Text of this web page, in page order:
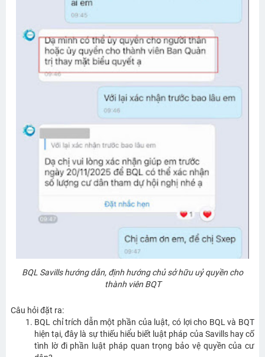
BQL Savills hướng dẫn, định hướng chủ sở hữu uỷ quyền cho
thành viên BQT
Câu hỏi đặt ra:
BQL chỉ trích dẫn một phần của luật, có lợi cho BQL và BQT
hiện tại, đây là sự thiếu hiểu biết luật pháp của Savills hay cố
tình lờ đi phần luật pháp quan trọng bảo vệ quyền của cư